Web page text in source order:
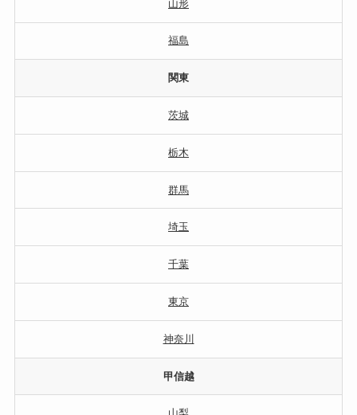
山形
福島
関東
茨城
栃木
群馬
埼玉
千葉
東京
神奈川
甲信越